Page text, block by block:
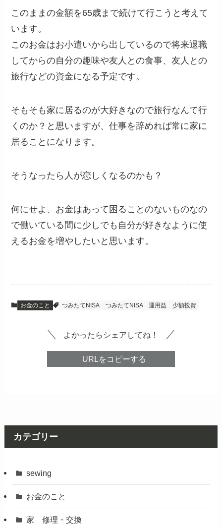
このままの金額を65歳まで続けて行こうと考えて
います。
このお金はお小遣いから出しているので将来退職
してからの自分の趣味や友人との食事、友人との
旅行などの資金になる予定です。
そもそも家に居るのが大好きなので旅行なんて行
くのか？と思いますが、仕事を辞めれば常に家に
居ることになります。
そうなったら人が恋しくなるのかも？
何にせよ、お金はあって困ることのないものなの
で働いている間に少しでも自分が好きなように使
えるお金を増やしたいと思います。
お金のこと つみたてNISA つみたてNISA 運用益 少額投資
よかったらシェアしてね！
URLをコピーする
カテゴリー
sewing
お金のこと
家 修理・交換